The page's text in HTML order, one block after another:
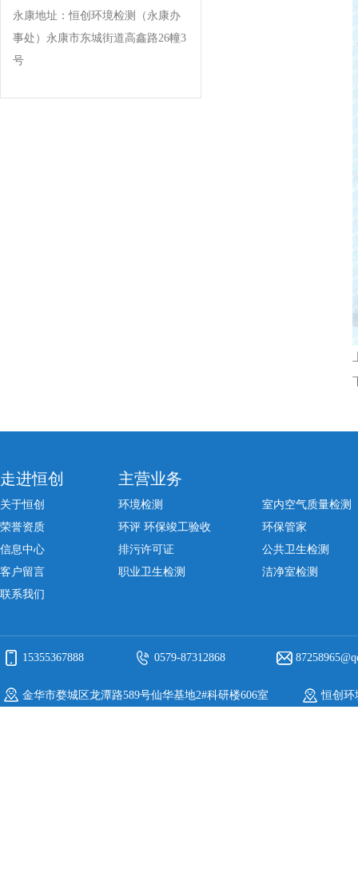
永康地址：恒创环境检测（永康办
事处）永康市东城街道高鑫路26幢3
号
走进恒创
关于恒创
荣誉资质
信息中心
客户留言
联系我们
主营业务
环境检测
室内空气质量检测
环评 环保竣工验收
环保管家
排污许可证
公共卫生检测
职业卫生检测
洁净室检测
15355367888 0579-87312868
金华市婺城区龙潭路589号仙华基地2#科研楼606室 恒创环